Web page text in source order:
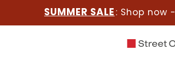
SUMMER SALE : Shop now -